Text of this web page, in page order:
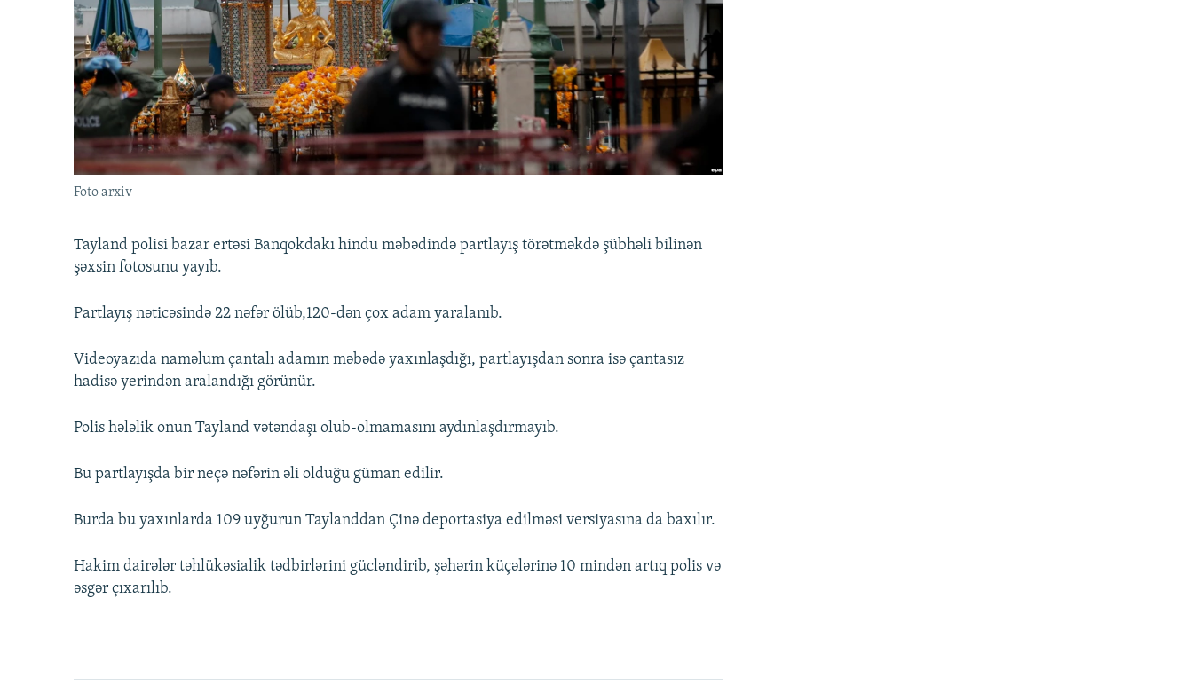
KARIKATURA
İSLAM VƏ DEMOKRATIYA
İZ - MƏDƏNIYYƏT PROQRAMI
PEŞƏ ETIKASI VƏ JURNALISTIKA
STANDARTLARIMIZ
MATERIALLARIMIZDAN ISTIFADƏ
AZADLIQRADIOSU MOBIL TELEFONUNUZDA
BIZIMLƏ ƏLAQƏ
Foto arxiv
Tayland polisi bazar ertəsi Banqokdakı hindu məbədində partlayış törətməkdə şübhəli bilinən
şəxsin fotosunu yayıb.
Partlayış nəticəsində 22 nəfər ölüb,120-dən çox adam yaralanıb.
Videoyazıda naməlum çantalı adamın məbədə yaxınlaşdığı, partlayışdan sonra isə çantasız
hadisə yerindən aralandığı görünür.
Polis hələlik onun Tayland vətəndaşı olub-olmamasını aydınlaşdırmayıb.
Bu partlayışda bir neçə nəfərin əli olduğu güman edilir.
Burda bu yaxınlarda 109 uyğurun Taylanddan Çinə deportasiya edilməsi versiyasına da baxılır.
Hakim dairələr təhlükəsialik tədbirlərini gücləndirib, şəhərin küçələrinə 10 mindən artıq polis və
əsgər çıxarılıb.